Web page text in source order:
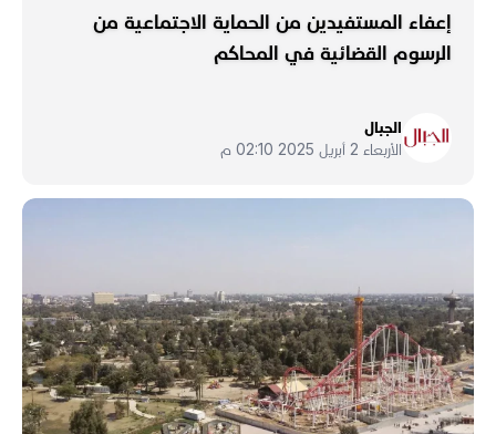
إعفاء المستفيدين من الحماية الاجتماعية من
الرسوم القضائية في المحاكم
الجبال
الأربعاء 2 أبريل 2025 02:10 م